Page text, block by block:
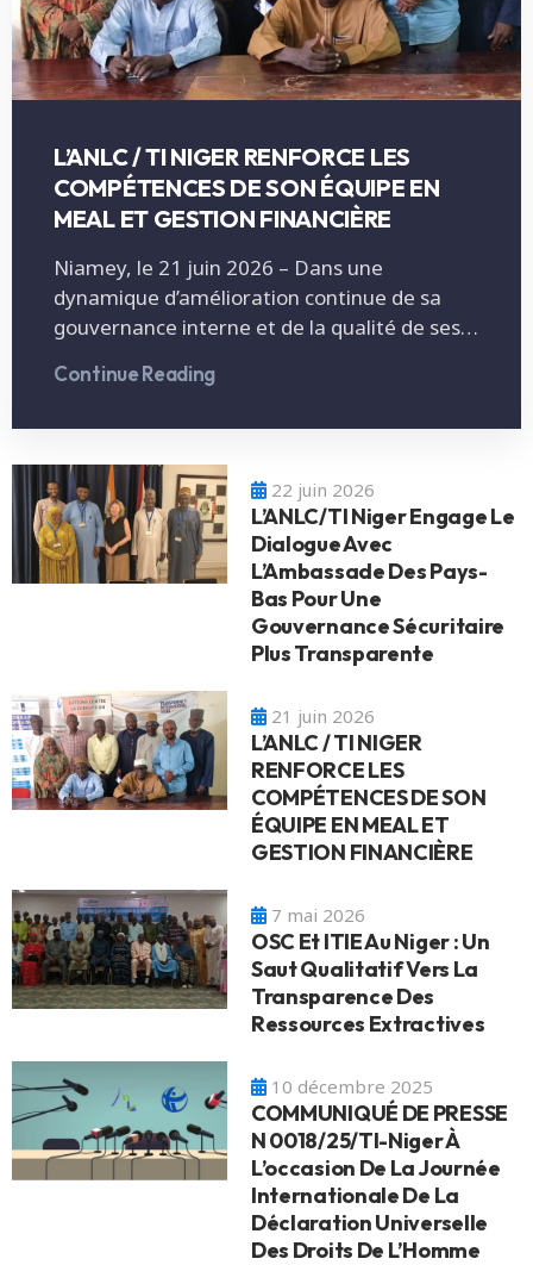
L’ANLC / TI NIGER RENFORCE LES
COMPÉTENCES DE SON ÉQUIPE EN
MEAL ET GESTION FINANCIÈRE
Niamey, le 21 juin 2026 – Dans une
dynamique d’amélioration continue de sa
gouvernance interne et de la qualité de ses…
Continue Reading
22 juin 2026
L’ANLC/TI Niger Engage Le
Dialogue Avec
L’Ambassade Des Pays-
Bas Pour Une
Gouvernance Sécuritaire
Plus Transparente
21 juin 2026
L’ANLC / TI NIGER
RENFORCE LES
COMPÉTENCES DE SON
ÉQUIPE EN MEAL ET
GESTION FINANCIÈRE
7 mai 2026
OSC Et ITIE Au Niger : Un
Saut Qualitatif Vers La
Transparence Des
Ressources Extractives
10 décembre 2025
COMMUNIQUÉ DE PRESSE
N 0018/25/TI-Niger À
L’occasion De La Journée
Internationale De La
Déclaration Universelle
Des Droits De L’Homme